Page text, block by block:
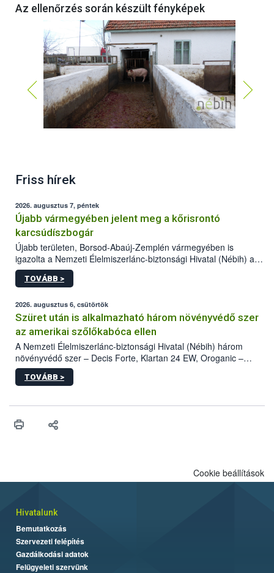
Az ellenőrzés során készült fényképek
Friss hírek
2026. augusztus 7, péntek
Újabb vármegyében jelent meg a kőrisrontó
karcsúdíszbogár
Újabb területen, Borsod-Abaúj-Zemplén vármegyében is
igazolta a Nemzeti Élelmiszerlánc-biztonsági Hivatal (Nébih) a
kőrisrontó karcsúdíszbogár (Agrilus planipennis) jelenlétét. A
kártevőt nem csak színcsapdában találták meg, de már fertőzött
az intenzív felderítést, emellett az intézkedéseket a szlovák
hatósággal is összehangolják a terjedés megállítása érdekében.
TOVÁBB >
2026. augusztus 6, csütörtök
Szüret után is alkalmazható három növényvédő szer
az amerikai szőlőkabóca ellen
A Nemzeti Élelmiszerlánc-biztonsági Hivatal (Nébih) három
növényvédő szer – Decis Forte, Klartan 24 EW, Oroganic –
engedélyokiratát módosította, így azok a szüretet követően,
egészen a vesszőérettség (BBCH 91) stádiumáig
érésű szőlőkben is legyen lehetőség a károsító elleni további
felhasználók számára is elérhető és ökológiai termesztésben is
TOVÁBB >
Cookie beállítások
Hivatalunk
Bemutatkozás
Szervezeti felépítés
Gazdálkodási adatok
Felügyeleti szervünk